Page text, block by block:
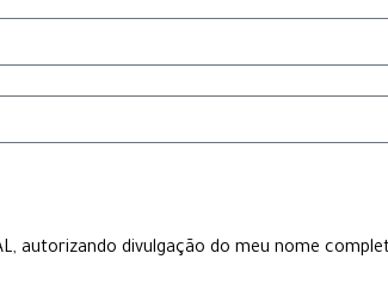
autorizando divulgação do meu nome